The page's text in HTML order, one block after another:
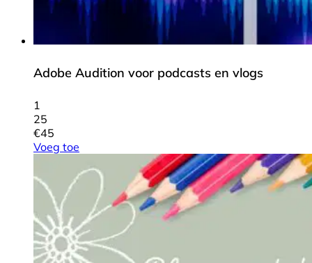
Adobe Audition voor podcasts en vlogs
1
25
€45
Voeg toe